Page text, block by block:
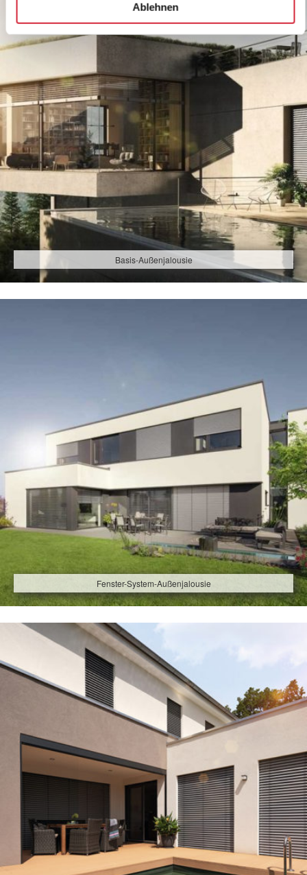
Ablehnen
Basis-Außenjalousie
Fenster-System-Außenjalousie